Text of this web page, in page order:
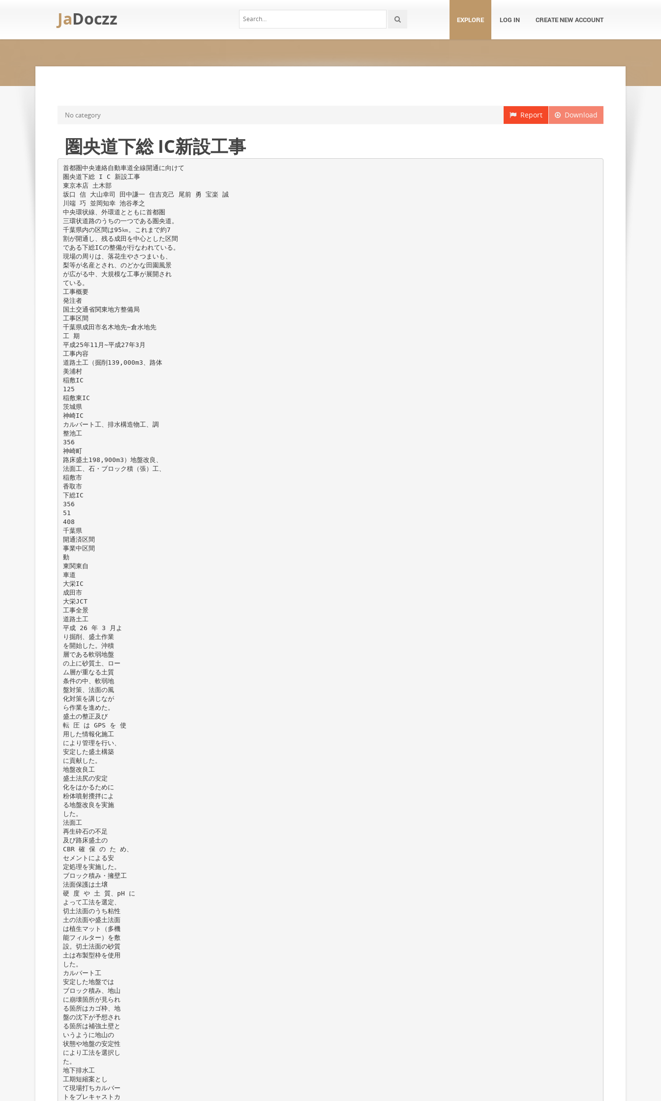
JaDoczz EXPLORE LOG IN CREATE NEW ACCOUNT
Download
Report
No category
圏央道下総 IC新設工事
首都圏中央連絡自動車道全線開通に向けて
圏央道下総 I C 新設工事
東京本店 土木部
坂口 信 大山幸司 田中謙一 住吉克己 尾前 勇 宝楽 誠
川端 巧 並岡知幸 池谷孝之
中央環状線、外環道とともに首都圏
三環状道路のうちの一つである圏央道。
千葉県内の区間は95㎞。これまで約7
割が開通し、残る成田を中心とした区間
である下総ICの整備が行なわれている。
現場の周りは、落花生やさつまいも、
梨等が名産とされ、のどかな田園風景
が広がる中、大規模な工事が展開され
ている。
工事概要
発注者
国土交通省関東地方整備局
工事区間
千葉県成田市名木地先∼倉水地先
工 期
平成25年11月∼平成27年3月
工事内容
道路土工（掘削139,000m3、路体
美浦村
稲敷IC
125
稲敷東IC
茨城県
神崎IC
カルバート工、排水構造物工、調
整池工
356
神崎町
路床盛土198,900m3）地盤改良、
法面工、石・ブロック積（張）工、
稲敷市
香取市
下総IC
356
51
408
千葉県
開通済区間
事業中区間
動
東関東自
車道
大栄IC
成田市
大栄JCT
工事全景
道路土工
平成 26 年 3 月よ
り掘削、盛土作業
を開始した。沖積
層である軟弱地盤
の上に砂質土、ロー
ム層が重なる土質
条件の中、軟弱地
盤対策、法面の風
化対策を講じなが
ら作業を進めた。
盛土の整正及び
転 圧 は GPS を 使
用した情報化施工
により管理を行い、
安定した盛土構築
に貢献した。
地盤改良工
盛土法尻の安定
化をはかるために
粉体噴射攪拌によ
る地盤改良を実施
した。
法面工
再生砕石の不足
及び路床盛土の
CBR 確 保 の た め、
セメントによる安
定処理を実施した。
ブロック積み・擁壁工
法面保護は土壌
硬 度 や 土 質、pH に
よって工法を選定、
切土法面のうち粘性
土の法面や盛土法面
は植生マット（多機
能フィルター）を敷
設。切土法面の砂質
土は布製型枠を使用
した。
カルバート工
安定した地盤では
ブロック積み、地山
に崩壊箇所が見られ
る箇所はカゴ枠、地
盤の沈下が予想され
る箇所は補強土壁と
いうように地山の
状態や地盤の安定性
により工法を選択し
た。
地下排水工
工期短縮案とし
て現場打ちカルバー
トをプレキャストカ